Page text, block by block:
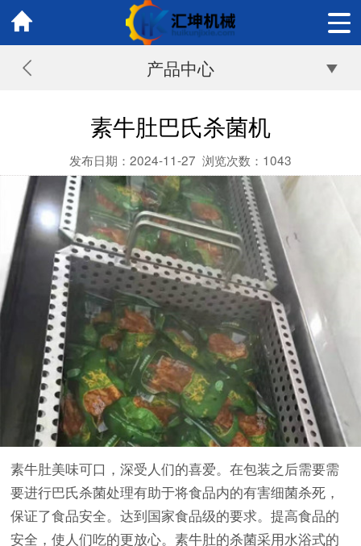
产品中心
素牛肚巴氏杀菌机
发布日期：2024-11-27 浏览次数： 1043
素牛肚美味可口，深受人们的喜爱。在包装之后需要需
要进行巴氏杀菌处理有助于将食品内的有害细菌杀死，
保证了食品安全。达到国家食品级的要求。提高食品的
安全，使人们吃的更放心。素牛肚的杀菌采用水浴式的